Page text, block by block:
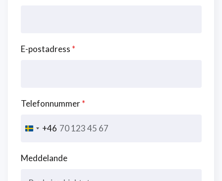
E-postadress *
Telefonnummer*
Sweden
+46
Meddelande